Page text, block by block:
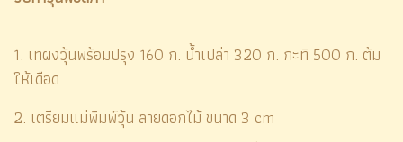
1. เทผงวุ้นพร้อมปรุง 160 ก. น้ำเปล่า 320 ก. กะทิ 500 ก. ต้ม
ให้เดือด
2. เตรียมแม่พิมพ์วุ้น ลายดอกไม้ ขนาด 3 cm